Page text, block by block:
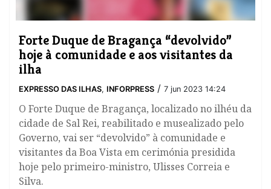
Forte Duque de Bragança “devolvido”
hoje à comunidade e aos visitantes da
ilha
EXPRESSO DAS ILHAS, INFORPRESS / 7 jun 2023 14:24
O Forte Duque de Bragança, localizado no ilhéu da
cidade de Sal Rei, reabilitado e musealizado pelo
Governo, vai ser “devolvido” à comunidade e
visitantes da Boa Vista em cerimónia presidida
hoje pelo primeiro-ministro, Ulisses Correia e
Silva.